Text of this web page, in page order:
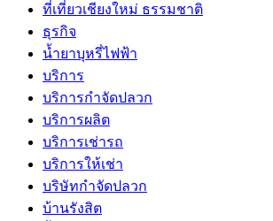
ที่เที่ยวเชียงใหม่ ธรรมชาติ
ธุรกิจ
น้ำยาบุหรี่ไฟฟ้า
บริการ
บริการกำจัดปลวก
บริการผลิต
บริการเช่ารถ
บริการให้เช่า
บริษัทกำจัดปลวก
บ้านรังสิต